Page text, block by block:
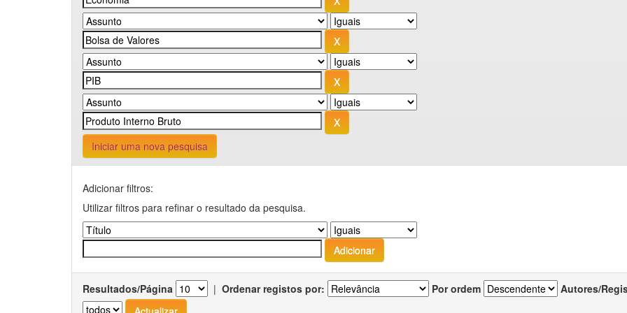
Iniciar uma nova pesquisa
Adicionar filtros:
Utilizar filtros para refinar o resultado da pesquisa.
Resultados/Página | Ordenar registos por: Por ordem Autores/